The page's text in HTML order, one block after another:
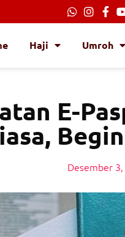
Haji Umroh
E-
Desember